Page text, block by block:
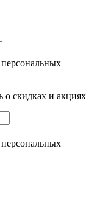
персональных
о скидках и акциях
персональных